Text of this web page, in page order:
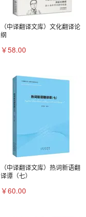
（中译翻译文库）文化翻译论
纲
￥58.00
（中译翻译文库）热词新语翻
译谭（七）
￥60.00